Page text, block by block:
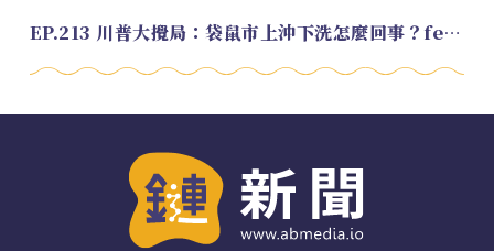
EP.213 川普大攪局：袋鼠市上沖下洗怎麼回事？feat. Alvin